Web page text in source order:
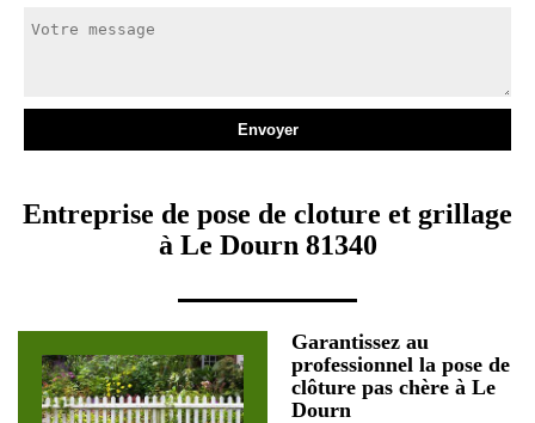
Entreprise de pose de cloture et grillage
à Le Dourn 81340
Garantissez au
professionnel la pose de
clôture pas chère à Le
Dourn